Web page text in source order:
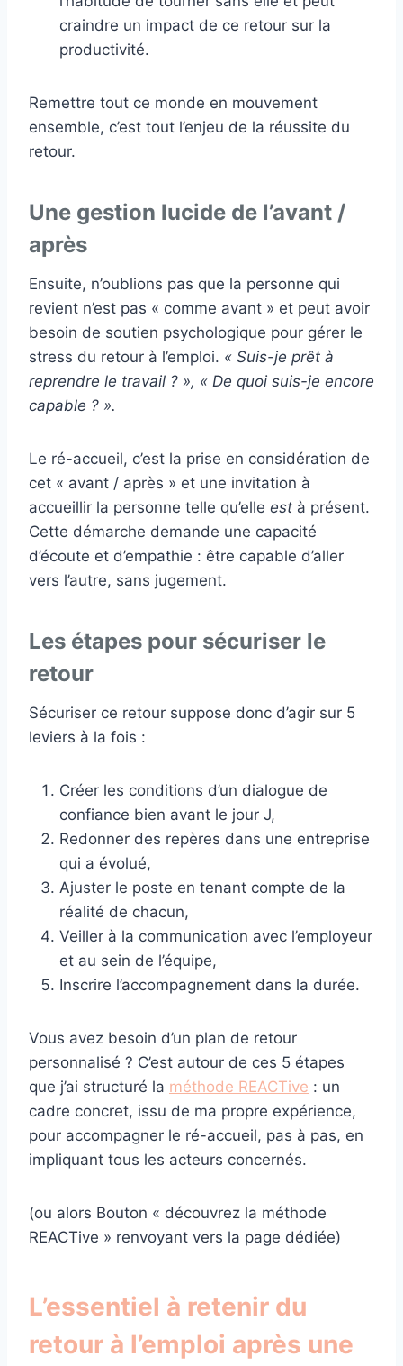
craindre un impact de ce retour sur la
productivité.
Remettre tout ce monde en mouvement
ensemble, c’est tout l’enjeu de la réussite du
retour.
Une gestion lucide de l’avant /
après
Ensuite, n’oublions pas que la personne qui
revient n’est pas « comme avant » et peut avoir
besoin de soutien psychologique pour gérer le
stress du retour à l’emploi. « Suis-je prêt à
reprendre le travail ? », « De quoi suis-je encore
capable ? ».
Le ré-accueil, c’est la prise en considération de
cet « avant / après » et une invitation à
accueillir la personne telle qu’elle est à présent.
Cette démarche demande une capacité
d’écoute et d’empathie : être capable d’aller
vers l’autre, sans jugement.
Les étapes pour sécuriser le
retour
Sécuriser ce retour suppose donc d’agir sur 5
leviers à la fois :
Créer les conditions d’un dialogue de
confiance bien avant le jour J,
Redonner des repères dans une entreprise
qui a évolué,
Ajuster le poste en tenant compte de la
réalité de chacun,
Veiller à la communication avec l’employeur
et au sein de l’équipe,
Inscrire l’accompagnement dans la durée.
Vous avez besoin d’un plan de retour
personnalisé ? C’est autour de ces 5 étapes
que j’ai structuré la méthode REACTive : un
cadre concret, issu de ma propre expérience,
pour accompagner le ré-accueil, pas à pas, en
impliquant tous les acteurs concernés.
(ou alors Bouton « découvrez la méthode
REACTive » renvoyant vers la page dédiée)
L’essentiel à retenir du
retour à l’emploi après une